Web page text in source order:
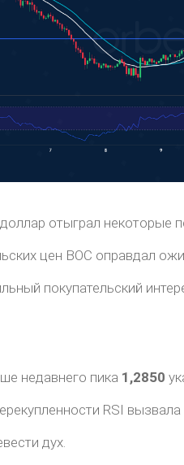
отыграл некоторые
цен BOC оправдал
покупательский
недавнего пика 1,2850
RSI
дух.